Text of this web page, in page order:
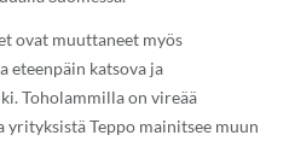
ovat muuttaneet myös
eteenpäin katsova ja
Toholammilla on vireää
Teppo mainitsee muun